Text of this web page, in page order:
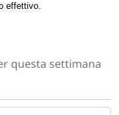
effettivo.
questa settimana